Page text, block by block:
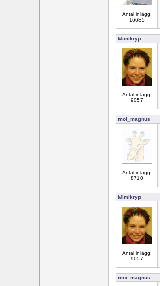
Antal inlägg:
16685
Mimikryp
Antal inlägg:
9057
moi_magnus
Antal inlägg:
8710
Mimikryp
Antal inlägg:
9057
moi_magnus